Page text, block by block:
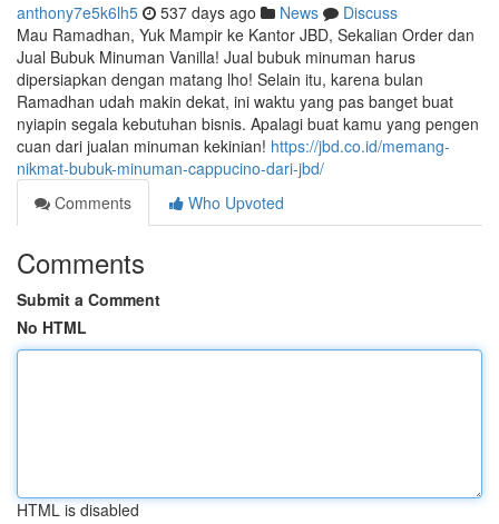
anthony7e5k6lh5 537 days ago News
Discuss
Mau Ramadhan, Yuk Mampir ke Kantor JBD, Sekalian Order dan
Jual Bubuk Minuman Vanilla! Jual bubuk minuman harus
dipersiapkan dengan matang lho! Selain itu, karena bulan
Ramadhan udah makin dekat, ini waktu yang pas banget buat
nyiapin segala kebutuhan bisnis. Apalagi buat kamu yang pengen
cuan dari jualan minuman kekinian! https://jbd.co.id/memang-
nikmat-bubuk-minuman-cappucino-dari-jbd/
Comments
Who Upvoted
Comments
Submit a Comment
No HTML
HTML is disabled